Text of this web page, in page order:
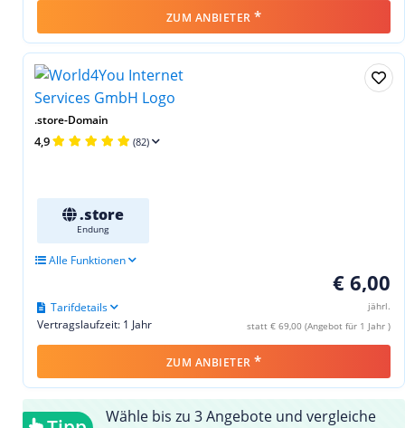
ZUM ANBIETER *
.store-Domain
4,9 (82)
.store
Endung
Alle Funktionen
€ 6,00
jährl.
statt € 69,00 (Angebot für 1 Jahr )
Vertragslaufzeit: 1 Jahr
Tarifdetails
ZUM ANBIETER *
Wähle bis zu 3 Angebote und vergleiche